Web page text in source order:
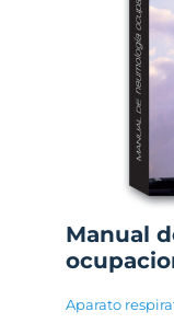
Manual
Aparato